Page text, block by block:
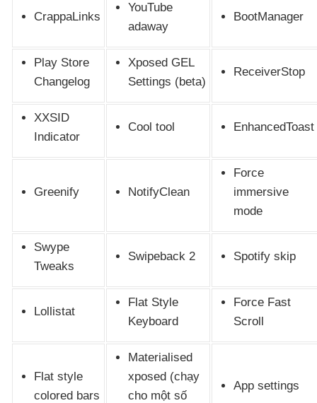
CrappaLinks
YouTube
adaway
BootManager
Play Store
Changelog
Xposed GEL
Settings (beta)
ReceiverStop
XXSID
Indicator
Cool tool EnhancedToast
Greenify NotifyClean
Force
immersive
mode
Swype
Tweaks
Swipeback 2 Spotify skip
Lollistat
Flat Style
Keyboard
Force Fast
Scroll
Flat style
colored bars
Materialised
xposed (chạy
cho một số
App settings